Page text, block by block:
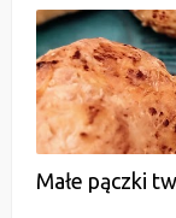
Małe pączki